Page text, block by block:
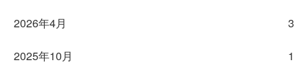
2026年4月 3
2025年10月 1